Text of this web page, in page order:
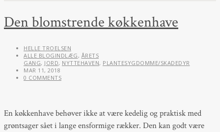
Den blomstrende køkkenhave
HELLE TROELSEN
ALLE BLOGINDLÆG, ÅRETS
GANG, JORD, NYTTEHAVEN, PLANTESYGDOMME/SKADEDYR
MAR 11, 2018
0 COMMENTS
En køkkenhave behøver ikke at være kedelig og praktisk med
grøntsager sået i lange ensformige rækker. Den kan godt være